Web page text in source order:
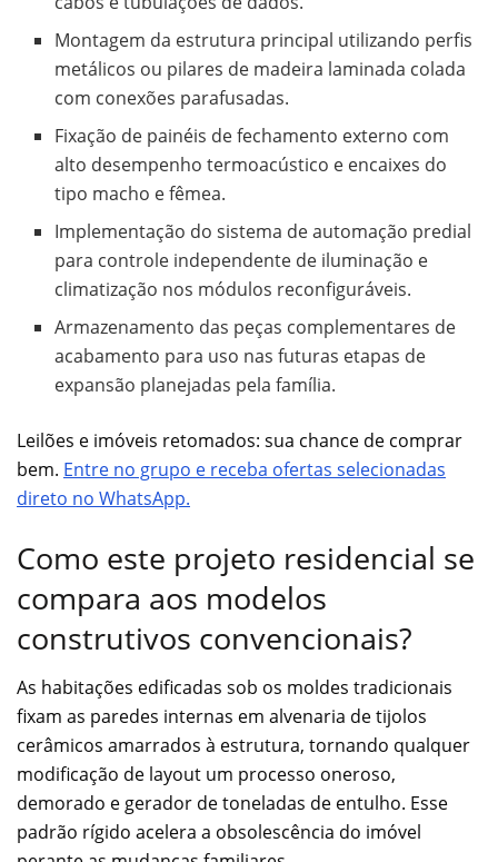
Montagem da estrutura principal utilizando perfis
metálicos ou pilares de madeira laminada colada
com conexões parafusadas.
Fixação de painéis de fechamento externo com
alto desempenho termoacústico e encaixes do
tipo macho e fêmea.
Implementação do sistema de automação predial
para controle independente de iluminação e
climatização nos módulos reconfiguráveis.
Armazenamento das peças complementares de
acabamento para uso nas futuras etapas de
expansão planejadas pela família.
Leilões e imóveis retomados: sua chance de comprar
bem. Entre no grupo e receba ofertas selecionadas
direto no WhatsApp.
Como este projeto residencial se
compara aos modelos
construtivos convencionais?
As habitações edificadas sob os moldes tradicionais
fixam as paredes internas em alvenaria de tijolos
cerâmicos amarrados à estrutura, tornando qualquer
modificação de layout um processo oneroso,
demorado e gerador de toneladas de entulho. Esse
padrão rígido acelera a obsolescência do imóvel